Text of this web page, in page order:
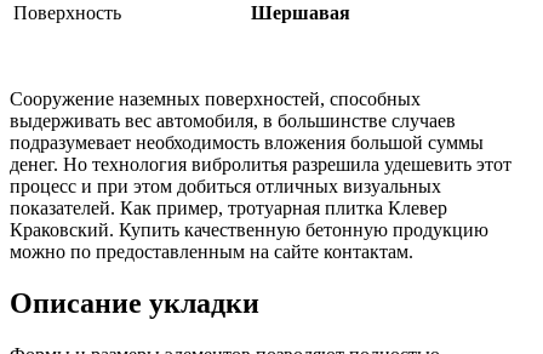
Поверхность Шершавая
Сооружение наземных поверхностей, способных
выдерживать вес автомобиля, в большинстве случаев
подразумевает необходимость вложения большой суммы
денег. Но технология вибролитья разрешила удешевить этот
процесс и при этом добиться отличных визуальных
показателей. Как пример, тротуарная плитка Клевер
Краковский. Купить качественную бетонную продукцию
можно по предоставленным на сайте контактам.
Описание укладки